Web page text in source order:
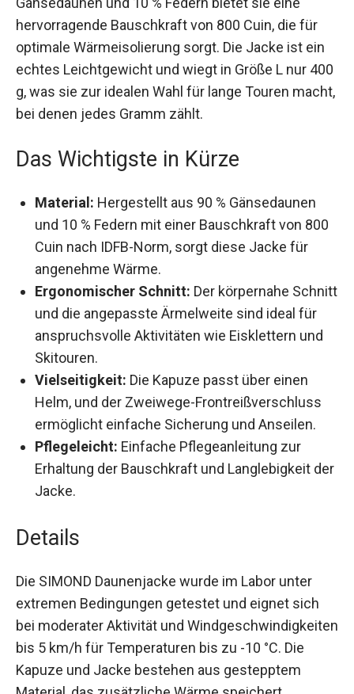
Gänsedaunen und 10 % Federn bietet sie eine
hervorragende Bauschkraft von 800 Cuin, die für
optimale Wärmeisolierung sorgt. Die Jacke ist ein
echtes Leichtgewicht und wiegt in Größe L nur
400 g, was sie zur idealen Wahl für lange Touren
macht, bei denen jedes Gramm zählt.
Das Wichtigste in Kürze
Material: Hergestellt aus 90 % Gänsedaunen
und 10 % Federn mit einer Bauschkraft von
800 Cuin nach IDFB-Norm, sorgt diese Jacke
für angenehme Wärme.
Ergonomischer Schnitt: Der körpernahe
Schnitt und die angepasste Ärmelweite sind
ideal für anspruchsvolle Aktivitäten wie
Eisklettern und Skitouren.
Vielseitigkeit: Die Kapuze passt über einen
Helm, und der Zweiwege-Frontreißverschluss
ermöglicht einfache Sicherung und Anseilen.
Pflegeleicht: Einfache Pflegeanleitung zur
Erhaltung der Bauschkraft und Langlebigkeit
der Jacke.
Details
Die SIMOND Daunenjacke wurde im Labor unter
extremen Bedingungen getestet und eignet sich
bei moderater Aktivität und
Windgeschwindigkeiten bis 5 km/h für
Temperaturen bis zu -10 °C. Die Kapuze und